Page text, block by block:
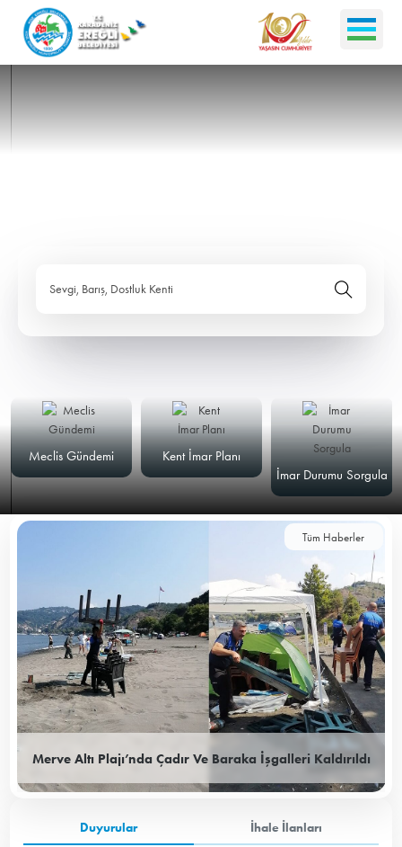
Sevgi, Barış, Dostluk Kenti
Meclis Gündemi
Kent İmar Planı
İmar Durumu Sorgula
Tüm Haberler
Merve Altı Plajı’nda Çadır Ve Baraka İşgalleri Kaldırıldı
Duyurular İhale İlanları